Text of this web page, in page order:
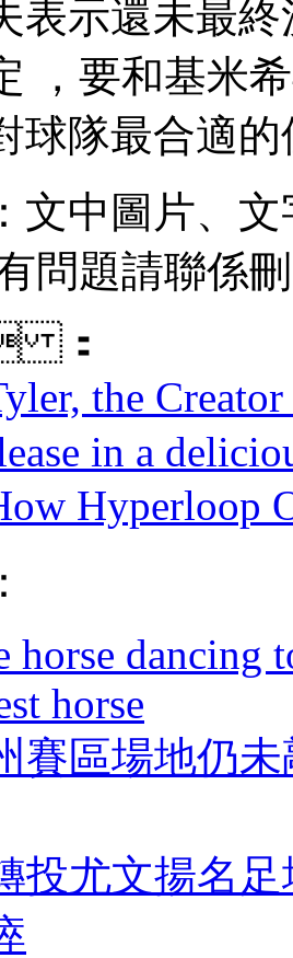
勒夫表示還未最
，要和基米
隊最合適的位
文中圖片 
問題請聯係刪
：
the
in a
Hyperloop
horse dancing
horse
賽區場地仍
轉投尤文揚